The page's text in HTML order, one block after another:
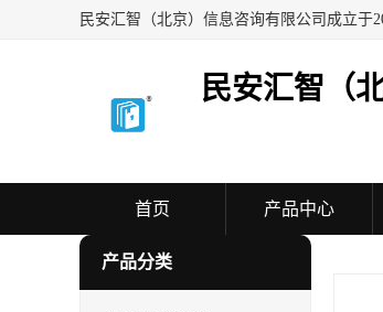
民安汇智（
首页 产品中心
产品分类